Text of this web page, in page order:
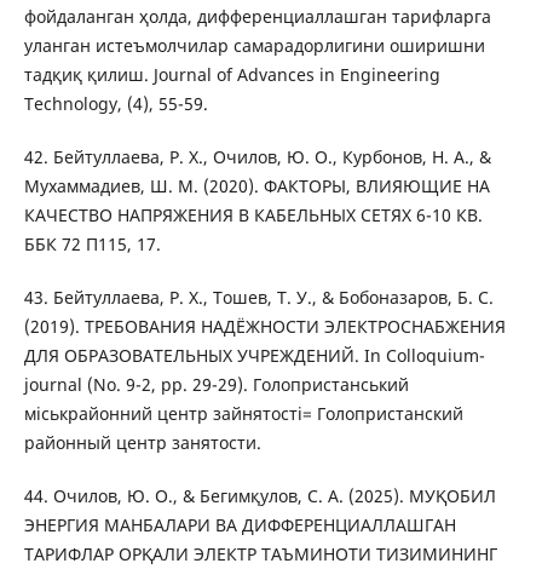
фойдаланган ҳолда, дифференциаллашган тарифларга
уланган истеъмолчилар самарадорлигини оширишни
тадқиқ қилиш. Journal of Advances in Engineering
Technology, (4), 55-59.
42. Бейтуллаева, Р. Х., Очилов, Ю. О., Курбонов, Н. А., &
Мухаммадиев, Ш. М. (2020). ФАКТОРЫ, ВЛИЯЮЩИЕ НА
КАЧЕСТВО НАПРЯЖЕНИЯ В КАБЕЛЬНЫХ СЕТЯХ 6-10 КВ.
ББК 72 П115, 17.
43. Бейтуллаева, Р. Х., Тошев, Т. У., & Бобоназаров, Б. С.
(2019). ТРЕБОВАНИЯ НАДЁЖНОСТИ ЭЛЕКТРОСНАБЖЕНИЯ
ДЛЯ ОБРАЗОВАТЕЛЬНЫХ УЧРЕЖДЕНИЙ. In Colloquium-
journal (No. 9-2, pp. 29-29). Голопристанський
міськрайонний центр зайнятості= Голопристанский
районный центр занятости.
44. Очилов, Ю. О., & Бегимқулов, С. А. (2025). МУҚОБИЛ
ЭНЕРГИЯ МАНБАЛАРИ ВА ДИФФЕРЕНЦИАЛЛАШГАН
ТАРИФЛАР ОРҚАЛИ ЭЛЕКТР ТАЪМИНОТИ ТИЗИМИНИНГ